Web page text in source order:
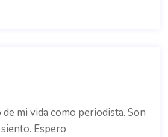
mi vida como periodista. Son
Espero